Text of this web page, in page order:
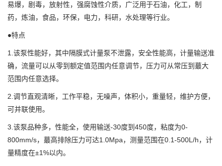
易爆，剧毒，放射性，强腐蚀性介质，广泛用于石油，化工，制
药，炼油，食品，环保，电力，科研，水处理等行业。
●特点
1.该泵性能好，其中隔膜式计量泵不泄露，安全性能高，计量输送准
确，流量可以从零到额定值范围内任意调节，压力可从常压到蕞大
范围内任意选择。
2.调节直观清晰，工作平稳，无噪声，体积小，重量轻，维护方便，
可并联使用。
3.该泵品种多，性能全，使用输送-30度到450度，粘度为0-
800mm/s，蕞高排除压力可达1.0Mpa，测量范围在0.1-500L/h，计
量精度在±1%以内。